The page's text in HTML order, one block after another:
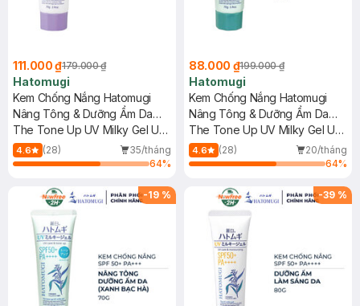
111.000 ₫179.000 ₫
Hatomugi
Kem Chống Nắng Hatomugi
Nâng Tông & Dưỡng Ẩm Da
70g
The Tone Up UV Milky Gel UV
Care & Tone Up SPF50+
PA++++
4.6 (28)
35/tháng
64%
88.000 ₫199.000 ₫
Hatomugi
Kem Chống Nắng Hatomugi
Nâng Tông & Dưỡng Ẩm Da
70g (Xanh Bạc Hà)
The Tone Up UV Milky Gel UV
Care & Tone Up SPF50+
PA++++ (Mint Green)
4.6 (28)
20/tháng
64%
-19 % -39 %